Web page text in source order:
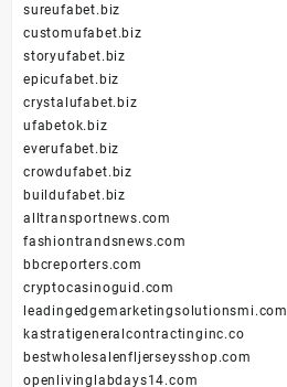
sureufabet.biz
customufabet.biz
storyufabet.biz
epicufabet.biz
crystalufabet.biz
ufabetok.biz
everufabet.biz
crowdufabet.biz
buildufabet.biz
alltransportnews.com
fashiontrandsnews.com
bbcreporters.com
cryptocasinoguid.com
leadingedgemarketingsolutionsmi.com
kastratigeneralcontractinginc.co
bestwholesalenfljerseysshop.com
openlivinglabdays14.com